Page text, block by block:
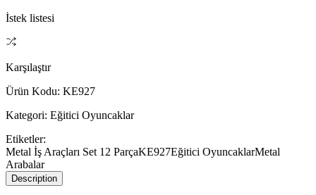
İstek listesi
Karşılaştır
Ürün Kodu: KE927
Kategori: Eğitici Oyuncaklar
Etiketler:
Metal İş Araçları Set 12 ParçaKE927Eğitici OyuncaklarMetal
Arabalar
Description